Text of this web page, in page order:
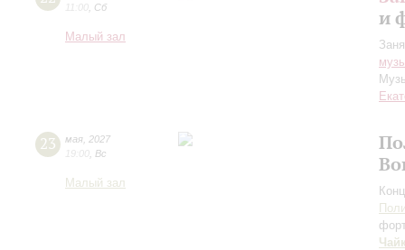
11:00 Сб
Малый зал
и
23 мая 2027
19:00 Вс
Малый зал